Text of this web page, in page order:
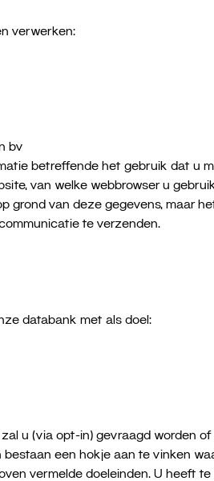
verwerken:
bv
betreffende het gebruik dat u
van welke webbrowser u
grond van deze gegevens, maar
te verzenden.
databank met als doel:
u (via opt-in) gevraagd worden
een hokje aan te vinken
vermelde doeleinden. U heeft